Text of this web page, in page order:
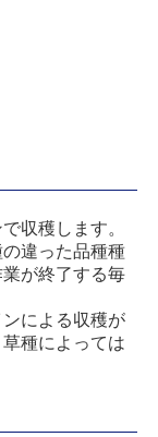
収穫します。
違った品種種
が終了する毎
による収穫が
種によっては